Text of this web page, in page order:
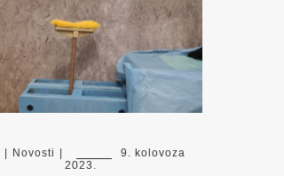
| Novosti |
9. kolovoza
2023.